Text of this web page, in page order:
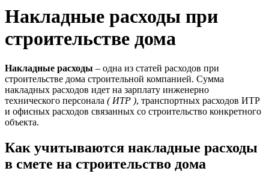
Накладные расходы при
строительстве дома
Накладные расходы – одна из статей расходов при
строительстве дома строительной компанией. Сумма
накладных расходов идет на зарплату инженерно
технического персонала ( ИТР ), транспортных расходов ИТР
и офисных расходов связанных со строительство конкретного
объекта.
Как учитываются накладные расходы
в смете на строительство дома